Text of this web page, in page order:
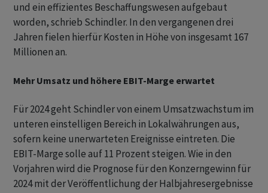
und ein effizientes Beschaffungswesen aufgebaut
worden, schrieb Schindler. In den vergangenen drei
Jahren fielen hierfür Kosten in Höhe von insgesamt 167
Millionen an.
Mehr Umsatz und höhere EBIT-Marge erwartet
Für 2024 geht Schindler von einem Umsatzwachstum im
unteren einstelligen Bereich in Lokalwährungen aus,
sofern keine unerwarteten Ereignisse eintreten. Die
EBIT-Marge solle auf 11 Prozent steigen. Wie in den
Vorjahren wird die Prognose für den Konzerngewinn für
2024 mit der Veröffentlichung der Halbjahresergebnisse